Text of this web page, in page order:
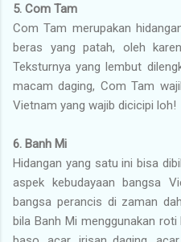
5. Com Tam
Com Tam merupakan
beras yang patah, oleh
Teksturnya yang lembut
macam daging, Com Tam
Vietnam yang wajib dicicipi loh!
6. Banh Mi
Hidangan yang satu ini bisa
aspek kebudayaan bangsa
bangsa perancis di zaman
bila Banh Mi menggunakan